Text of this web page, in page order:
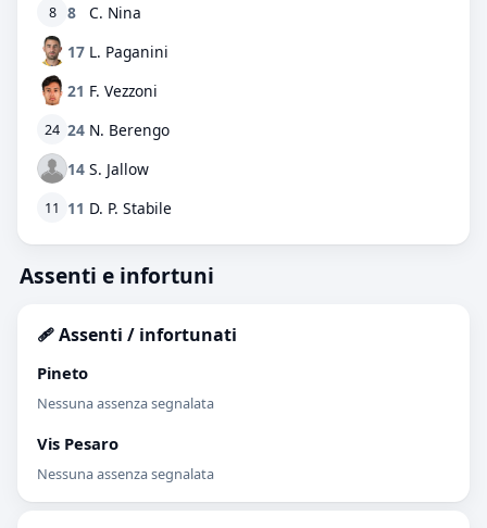
8 8
C. Nina
17 L. Paganini
21 F. Vezzoni
24 24 N. Berengo
14 S. Jallow
11 11 D. P. Stabile
Assenti e infortuni
🩹 Assenti / infortunati
Pineto
Nessuna assenza segnalata
Vis Pesaro
Nessuna assenza segnalata